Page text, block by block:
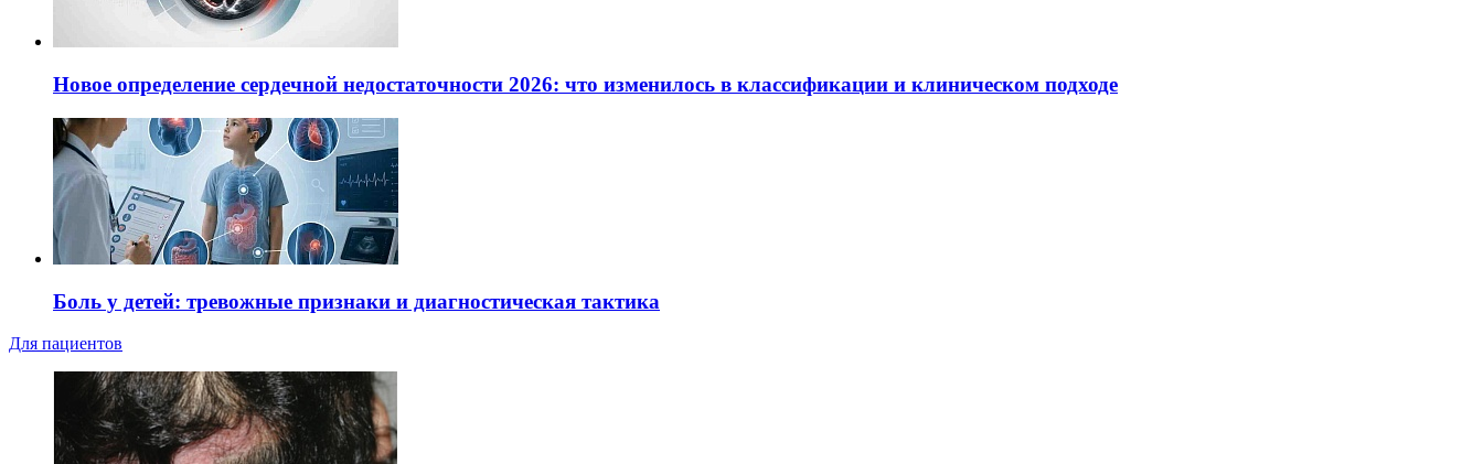
Новое определение сердечной недостаточности 2026: что изменилось в классификации и клиническом подходе
Боль у детей: тревожные признаки и диагностическая тактика
Для пациентов